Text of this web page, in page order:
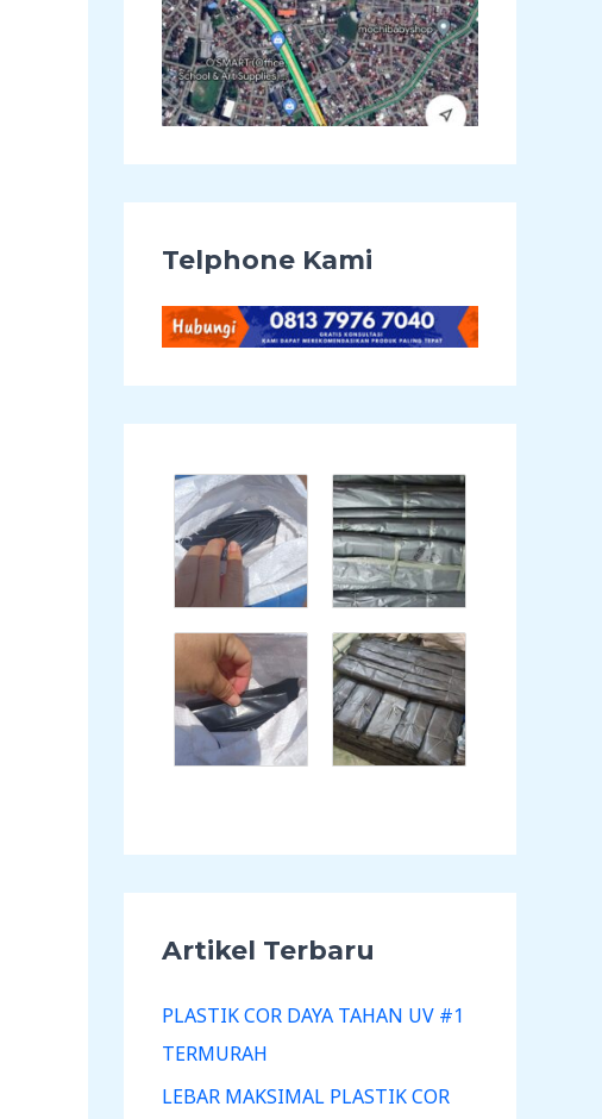
Telphone Kami
Artikel Terbaru
PLASTIK COR DAYA TAHAN UV #1
TERMURAH
LEBAR MAKSIMAL PLASTIK COR